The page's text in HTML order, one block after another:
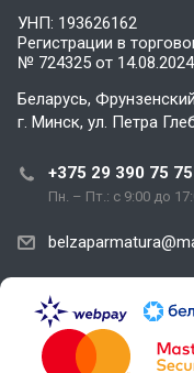
УНП: 193626162
Регистрации в
№ 724325 от
Беларусь,
г. Минск, ул. Петра
+375 29 390 75 75
Пн. – Пт.: с 9:00 до